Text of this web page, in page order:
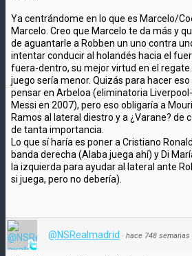
Ya centrándome en lo que es Marcelo/
Marcelo. Creo que Marcelo te da más y
de aguantarle a Robben un uno contra
intentar conducir al holandés hacia el
fuera-dentro, su mejor virtud en el
juego sería menor. Quizás para hacer
pensar en Arbeloa (eliminatoria
Messi en 2007), pero eso obligaría a
Ramos al lateral diestro y a ¿Varane? de
de tanta importancia.
Lo que sí haría es poner a Cristiano
banda derecha (Alaba juega ahí) y Di
la izquierda para ayudar al lateral ante
si juega, pero no debería).
@NSRealmadrid · hace 748 semanas